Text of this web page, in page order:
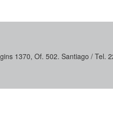
1370, Of. 502. Santiago / Tel.